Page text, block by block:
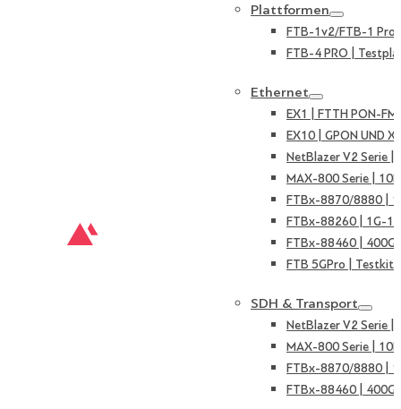
Plattformen
FTB-1v2/FTB-1
FTB-4 PRO |
Ethernet
EX1 | FTTH PON-
EX10 | GPON UND
NetBlazer V2 Serie |
MAX-800 Serie |
FTBx-8870/8880 |
FTBx-88260 | 1G-
FTBx-88460 | 400G
FTB 5GPro | Testkit
SDH & Transport
NetBlazer V2 Serie |
MAX-800 Serie |
FTBx-8870/8880 |
FTBx-88460 | 400G